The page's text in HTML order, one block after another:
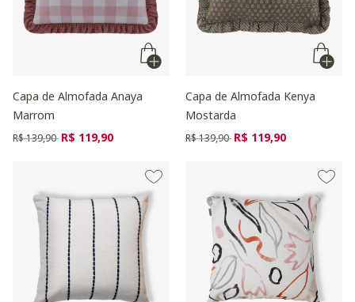
Capa de Almofada Anaya
Marrom
Preço reduzido de
R$ 139,90 para
R$ 119,90
Capa de Almofada Kenya
Mostarda
Preço reduzido de
R$ 139,90 para
R$ 119,90